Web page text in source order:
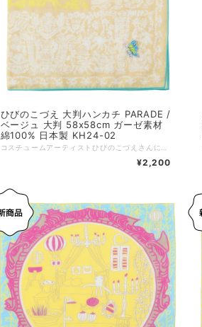
ひびのこづえ 大判ハンカチ PARADE /
ベージュ 大判 58x58cm ガーゼ素材
綿100% 日本製 KH24-02
¥2,200